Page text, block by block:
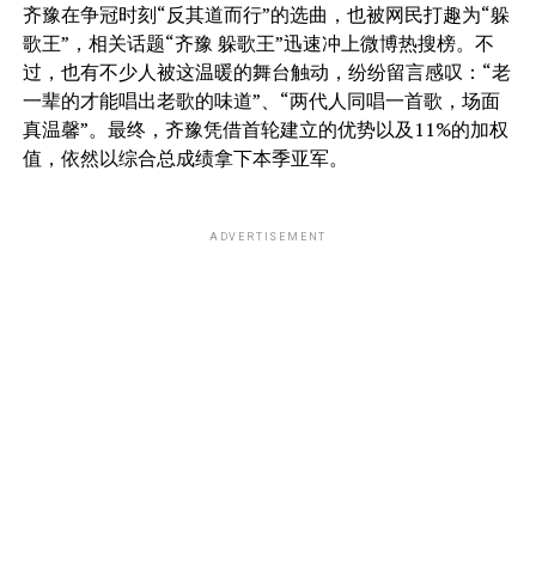
齐豫在争冠时刻“反其道而行”的选曲，也被网民打趣为“躲
歌王”，相关话题“齐豫 躲歌王”迅速冲上微博热搜榜。不
过，也有不少人被这温暖的舞台触动，纷纷留言感叹：“老
一辈的才能唱出老歌的味道”、“两代人同唱一首歌，场面
真温馨”。最终，齐豫凭借首轮建立的优势以及11%的加权
值，依然以综合总成绩拿下本季亚军。
ADVERTISEMENT